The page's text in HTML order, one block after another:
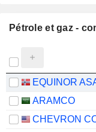
Pétrole et gaz -
EQUINOR
ARAMCO
CHEVRON